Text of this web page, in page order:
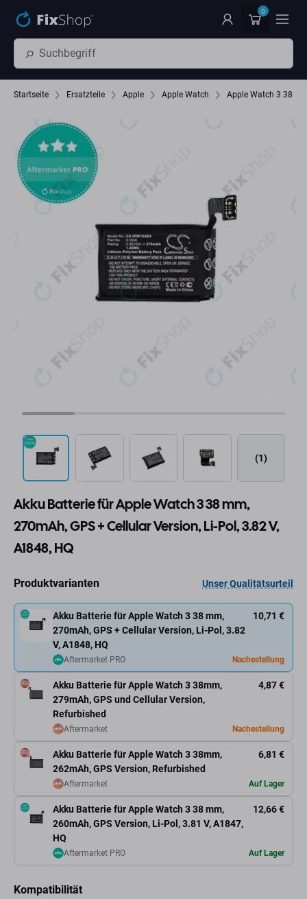
0
Startseite Ersatzteile Apple Apple Watch Apple Watch 3 38
(1)
Akku Batterie für Apple Watch 3 38 mm,
270mAh, GPS + Cellular Version, Li-Pol, 3.82 V,
A1848, HQ
Produktvarianten Unser Qualitätsurteil
Akku Batterie für Apple Watch 3 38mm,
279mAh, GPS und Cellular Version,
Refurbished
4,87 €
Aftermarket Nachestellung
Akku Batterie für Apple Watch 3 38mm,
262mAh, GPS Version, Refurbished
6,81 €
Aftermarket Auf Lager
Akku Batterie für Apple Watch 3 38 mm,
260mAh, GPS Version, Li-Pol, 3.81 V, A1847,
HQ
12,66 €
Aftermarket PRO Auf Lager
Akku Batterie für Apple Watch 3 38 mm,
270mAh, GPS + Cellular Version, Li-Pol, 3.82
V, A1848, HQ
10,71 €
Aftermarket PRO Nachestellung
Kompatibilität